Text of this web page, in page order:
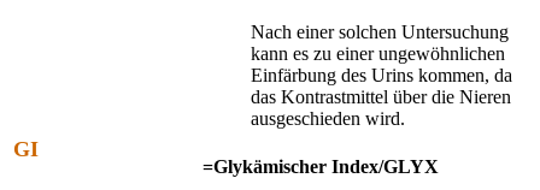
Nach einer solchen Untersuchung
kann es zu einer ungewöhnlichen
Einfärbung des Urins kommen, da
das Kontrastmittel über die Nieren
ausgeschieden wird.
GI
=Glykämischer Index/GLYX